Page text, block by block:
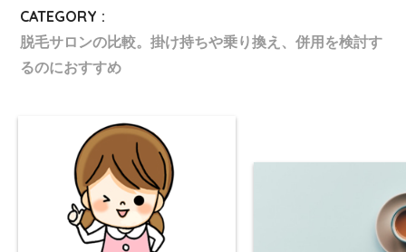
CATEGORY :
脱毛サロンの比較。掛け持ちや乗り換え、併用を検討す
るのにおすすめ